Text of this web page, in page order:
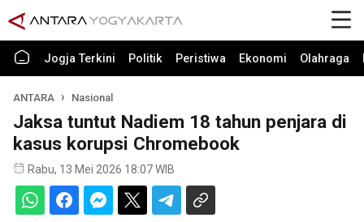
Jogja Terkini Politik Peristiwa Ekonomi Olahraga
ANTARA Nasional
Jaksa tuntut Nadiem 18 tahun penjara di
kasus korupsi Chromebook
Rabu, 13 Mei 2026 18:07 WIB